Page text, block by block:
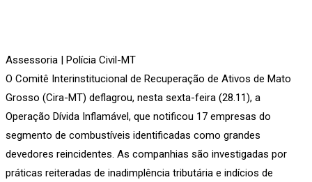
Assessoria | Polícia Civil-MT
O Comitê Interinstitucional de Recuperação de Ativos de Mato
Grosso (Cira-MT) deflagrou, nesta sexta-feira (28.11), a
Operação Dívida Inflamável, que notificou 17 empresas do
segmento de combustíveis identificadas como grandes
devedores reincidentes. As companhias são investigadas por
práticas reiteradas de inadimplência tributária e indícios de